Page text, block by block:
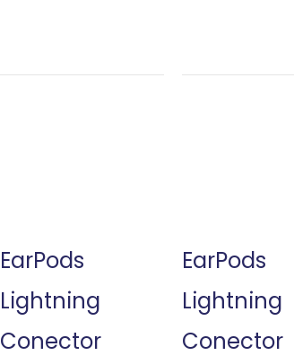
EarPods
Lightning
Conector
EarPods
Lightning
Conector